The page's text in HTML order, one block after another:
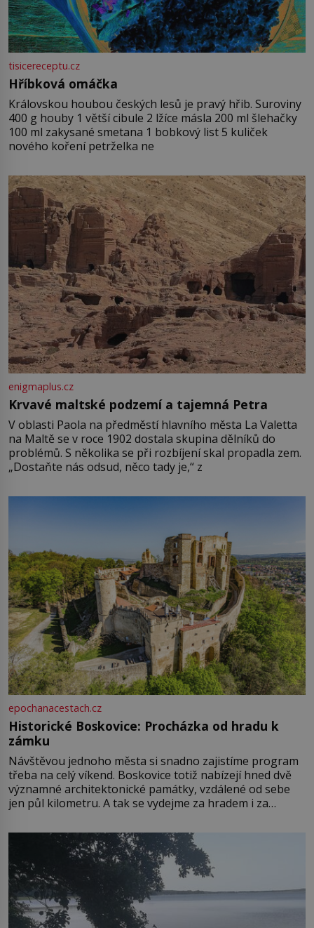
tisicereceptu.cz
Hříbková omáčka
Královskou houbou českých lesů je pravý hřib. Suroviny
400 g houby 1 větší cibule 2 lžíce másla 200 ml šlehačky
100 ml zakysané smetana 1 bobkový list 5 kuliček
nového koření petrželka ne
enigmaplus.cz
Krvavé maltské podzemí a tajemná Petra
V oblasti Paola na předměstí hlavního města La Valetta
na Maltě se v roce 1902 dostala skupina dělníků do
problémů. S několika se při rozbíjení skal propadla zem.
„Dostaňte nás odsud, něco tady je,“ z
epochanacestach.cz
Historické Boskovice: Procházka od hradu k
zámku
Návštěvou jednoho města si snadno zajistíme program
třeba na celý víkend. Boskovice totiž nabízejí hned dvě
významné architektonické památky, vzdálené od sebe
jen půl kilometru. A tak se vydejme za hradem i za
Boskovice na okraji Drahanské vrchoviny vznikla někdy
ve13. století, a už v roce 1313 kronikáři zaznamenali